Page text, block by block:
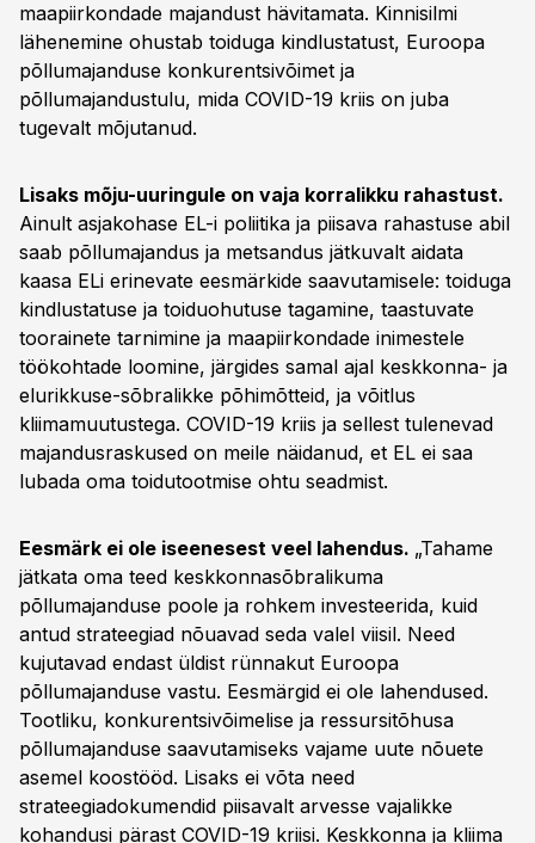
maapiirkondade majandust hävitamata. Kinnisilmi
lähenemine ohustab toiduga kindlustatust, Euroopa
põllumajanduse konkurentsivõimet ja
põllumajandustulu, mida COVID-19 kriis on juba
tugevalt mõjutanud.
Lisaks mõju-uuringule on vaja korralikku rahastust.
Ainult asjakohase EL-i poliitika ja piisava rahastuse abil
saab põllumajandus ja metsandus jätkuvalt aidata
kaasa ELi erinevate eesmärkide saavutamisele: toiduga
kindlustatuse ja toiduohutuse tagamine, taastuvate
toorainete tarnimine ja maapiirkondade inimestele
töökohtade loomine, järgides samal ajal keskkonna- ja
elurikkuse-sõbralikke põhimõtteid, ja võitlus
kliimamuutustega. COVID-19 kriis ja sellest tulenevad
majandusraskused on meile näidanud, et EL ei saa
lubada oma toidutootmise ohtu seadmist.
Eesmärk ei ole iseenesest veel lahendus. „Tahame
jätkata oma teed keskkonnasõbralikuma
põllumajanduse poole ja rohkem investeerida, kuid
antud strateegiad nõuavad seda valel viisil. Need
kujutavad endast üldist rünnakut Euroopa
põllumajanduse vastu. Eesmärgid ei ole lahendused.
Tootliku, konkurentsivõimelise ja ressursitõhusa
põllumajanduse saavutamiseks vajame uute nõuete
asemel koostööd. Lisaks ei võta need
strateegiadokumendid piisavalt arvesse vajalikke
kohandusi pärast COVID-19 kriisi. Keskkonna ja kliima